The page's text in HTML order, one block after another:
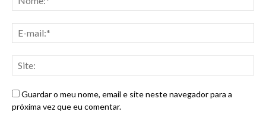
Guardar o meu nome, email e site neste navegador para a
próxima vez que eu comentar.